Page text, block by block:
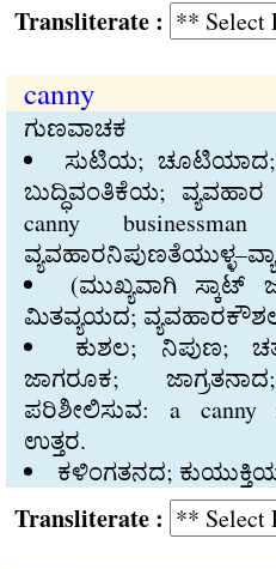
:
canny
ಗುಣವಾಚಕ
ಸುಟಿಯ; ಚೂಟಿಯಾದ;
ಬುದ್ಧಿವಂತಿಕೆಯ;
canny businessman
(ಮುಖ್ಯವಾಗಿ
ಮಿತವ್ಯಯದ;
ಕುಶಲ; ನಿಪುಣ;
ಜಾಗರೂಕ;
ಪರಿಶೀಲಿಸುವ: a
ಉತ್ತರ.
ಕಳಿಂಗತನದ;
: